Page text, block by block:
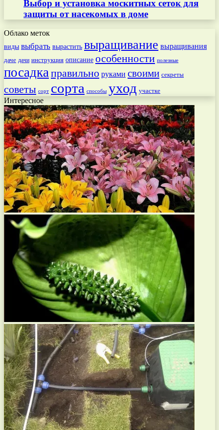
Выбор и установка москитных сеток для
защиты от насекомых в доме
Облако меток
виды выбрать вырастить выращивание выращивания
даче дачи инструкция описание особенности полезные
посадкаправильно руками своими секреты
советы сорт сорта способы уход участке
Интересное